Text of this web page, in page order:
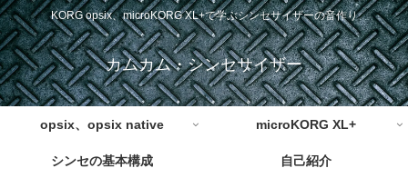
KORG opsix、microKORG XL+で学ぶシンセサイザーの音作り
カムカム・シンセサイザー
opsix、opsix native microKORG XL+
シンセの基本構成 自己紹介